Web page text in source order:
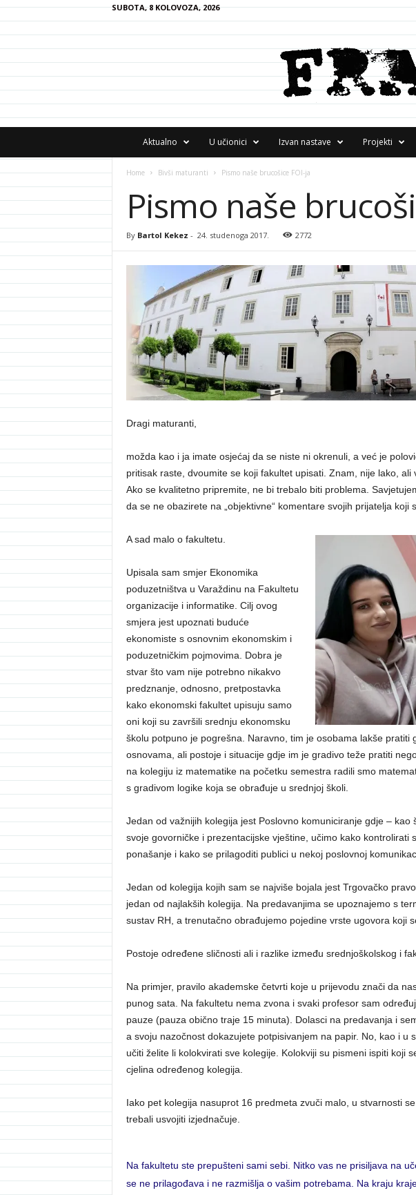
SUBOTA, 8 KOLOVOZA, 2026
A
Aktualno U učionici Izvan nastave Projekti
Home Bivši maturanti Pismo naše brucošice FOI-ja
Pismo naše
By Bartol Kekez - 24. studenoga 2017. 2772
Dragi maturanti,
možda kao i ja imate osjećaj da se niste ni okrenuli, a već je
pritisak raste, dvoumite se koji fakultet upisati. Znam, nije lako, ali
Ako se kvalitetno pripremite, ne bi trebalo biti problema.
da se ne obazirete na „objektivne“ komentare svojih prijatelja koji
A sad malo o fakultetu.
Upisala sam smjer Ekonomika
poduzetništva u Varaždinu na Fakultetu
organizacije i informatike. Cilj ovog
smjera jest upoznati buduće
ekonomiste s osnovnim ekonomskim i
poduzetničkim pojmovima. Dobra je
stvar što vam nije potrebno nikakvo
predznanje, odnosno, pretpostavka
kako ekonomski fakultet upisuju samo
oni koji su završili srednju ekonomsku
školu potpuno je pogrešna. Naravno, tim je osobama lakše pratiti
osnovama, ali postoje i situacije gdje im je gradivo teže pratiti
na kolegiju iz matematike na početku semestra radili smo
s gradivom logike koja se obrađuje u srednjoj školi.
Jedan od važnijih kolegija jest Poslovno komuniciranje gdje – kao
svoje govorničke i prezentacijske vještine, učimo kako kontrolirati
ponašanje i kako se prilagoditi publici u nekoj poslovnoj
Jedan od kolegija kojih sam se najviše bojala jest Trgovačko
jedan od najlakših kolegija. Na predavanjima se upoznajemo s
sustav RH, a trenutačno obrađujemo pojedine vrste ugovora koji
Postoje određene sličnosti ali i razlike između srednjoškolskog i
Na primjer, pravilo akademske četvrti koje u prijevodu znači da
punog sata. Na fakultetu nema zvona i svaki profesor sam
pauze (pauza obično traje 15 minuta). Dolasci na predavanja i
a svoju nazočnost dokazujete potpisivanjem na papir. No, kao i u
učiti želite li kolokvirati sve kolegije. Kolokviji su pismeni ispiti koji
cjelina određenog kolegija.
Iako pet kolegija nasuprot 16 predmeta zvuči malo, u stvarnosti
trebali usvojiti izjednačuje.
Na fakultetu ste prepušteni sami sebi. Nitko vas ne prisiljava na
se ne prilagođava i ne razmišlja o vašim potrebama. Na kraju